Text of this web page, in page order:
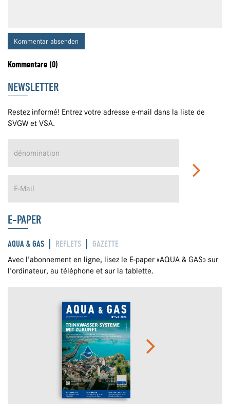
Kommentar absenden
Kommentare (0)
NEWSLETTER
Restez informé! Entrez votre adresse e-mail dans la liste de
SVGW et VSA.
E-PAPER
AQUA & GAS REFLETS GAZETTE
Avec l'abonnement en ligne, lisez le E-paper «AQUA & GAS» sur
l'ordinateur, au téléphone et sur la tablette.